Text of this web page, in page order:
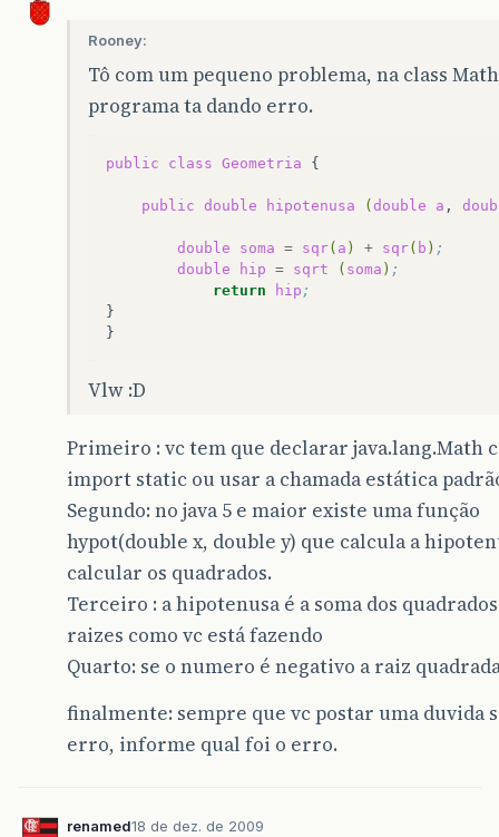
Rooney:
Tô com um pequeno problema, na class
programa ta dando erro.
public class Geometria {
public double hipotenusa ( double a ,
double soma = sqr( a ) + sqr( b ) ;
double
hip = sqrt ( soma ) ;
return
hip ;
}
Vlw :D
Primeiro : vc tem que declarar java.lang.Math
import static ou usar a chamada estática
Segundo: no java 5 e maior existe uma função
hypot(double x, double y) que calcula a
calcular os quadrados.
Terceiro : a hipotenusa é a soma dos
raizes como vc está fazendo
Quarto: se o numero é negativo a raiz
finalmente: sempre que vc postar uma duvida
erro, informe qual foi o erro.
renamed18 de dez. de 2009